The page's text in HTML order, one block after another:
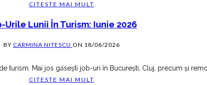
CITESTE MAI MULT
Urile Lunii În Turism: Iunie 2026
BY CARMINA NITESCU ON 18/06/2026
turism. Mai jos găsești job-uri în București, Cluj, precum și
CITESTE MAI MULT